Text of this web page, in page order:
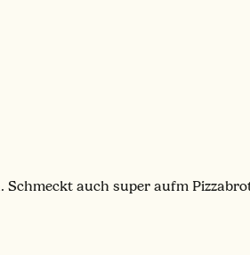
Schmeckt auch super aufm